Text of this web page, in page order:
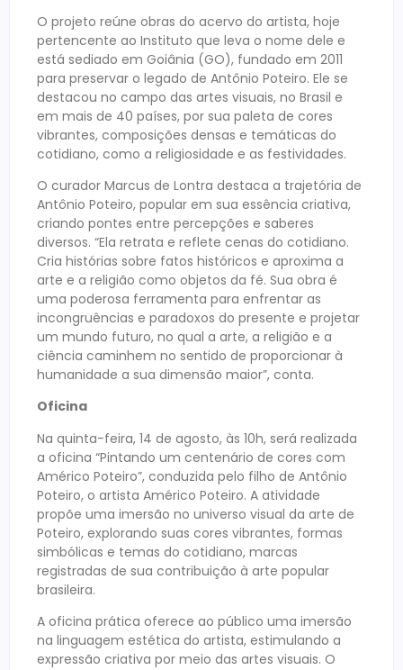
O projeto reúne obras do acervo do artista, hoje
pertencente ao Instituto que leva o nome dele e
está sediado em Goiânia (GO), fundado em 2011
para preservar o legado de Antônio Poteiro. Ele se
destacou no campo das artes visuais, no Brasil e
em mais de 40 países, por sua paleta de cores
vibrantes, composições densas e temáticas do
cotidiano, como a religiosidade e as festividades.
O curador Marcus de Lontra destaca a trajetória de
Antônio Poteiro, popular em sua essência criativa,
criando pontes entre percepções e saberes
diversos. “Ela retrata e reflete cenas do cotidiano.
Cria histórias sobre fatos históricos e aproxima a
arte e a religião como objetos da fé. Sua obra é
uma poderosa ferramenta para enfrentar as
incongruências e paradoxos do presente e projetar
um mundo futuro, no qual a arte, a religião e a
ciência caminhem no sentido de proporcionar à
humanidade a sua dimensão maior”, conta.
Oficina
Na quinta-feira, 14 de agosto, às 10h, será realizada
a oficina “Pintando um centenário de cores com
Américo Poteiro”, conduzida pelo filho de Antônio
Poteiro, o artista Américo Poteiro. A atividade
propõe uma imersão no universo visual da arte de
Poteiro, explorando suas cores vibrantes, formas
simbólicas e temas do cotidiano, marcas
registradas de sua contribuição à arte popular
brasileira.
A oficina prática oferece ao público uma imersão
na linguagem estética do artista, estimulando a
expressão criativa por meio das artes visuais. O